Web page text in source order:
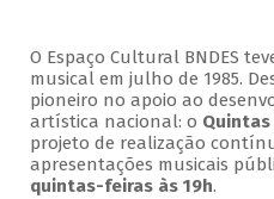
O Espaço Cultural BNDES
musical em julho de 1985.
pioneiro no apoio ao
artística nacional: o Quintas
projeto de realização
apresentações musicais
quintas-feiras às 19h.